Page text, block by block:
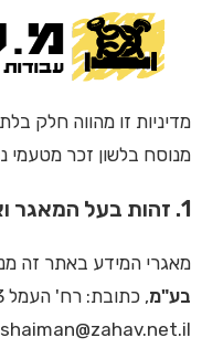
מדיניות זו מהווה חלק
מנוסח בלשון זכר מטעמי
1. זהות בעל המאגר ואיש קשר לפרטיות
מאגרי המידע באתר זה
בע"מ, כתובת: רח' העמל 3 א.ת.אשדוד, ת.ד.606, דוא"ל: